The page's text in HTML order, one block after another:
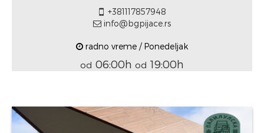
+381117857948
info@bgpijace.rs
radno vreme / Ponedeljak
od 06:00h od 19:00h